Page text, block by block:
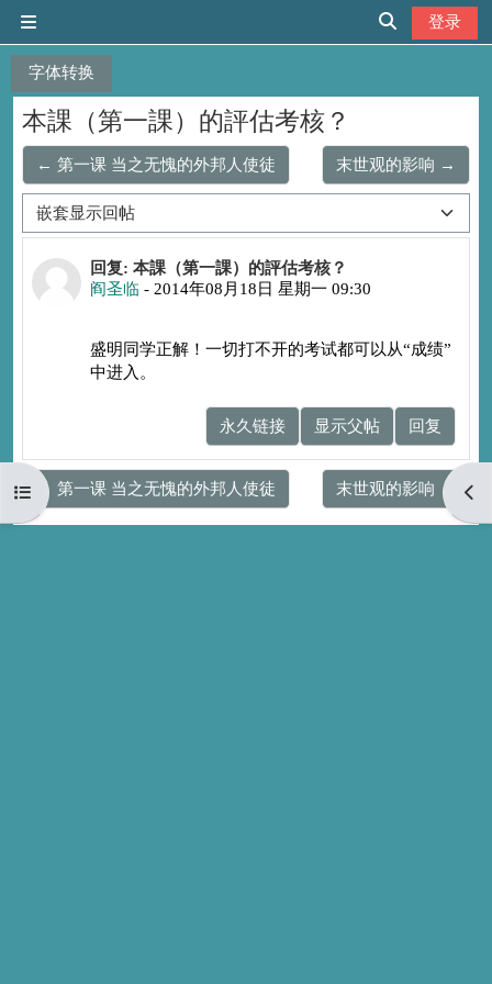
字体转换
切换搜索输入
登录
打开课程索引 打
本課（第一課）的評估考核？
← 第一课 当之无愧的外邦人使徒 末世观的影响 →
显示模式
回复: 本課（第一課）的評估考核？
阎圣临 - 2014年08月18日 星期一 09:30
回帖数：0
盛明同学正解！一切打不开的考试都可以从“成绩”
中进入。
永久链接 显示父帖 回复
← 第一课 当之无愧的外邦人使徒 末世观的影响 →